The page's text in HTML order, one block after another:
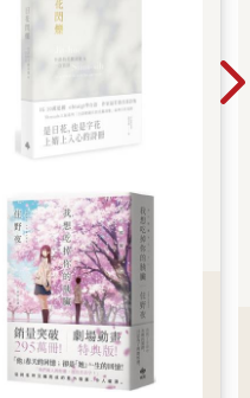
事，來看看我的長篇小說
輛新車？」
呢。我還有很多事要忙，沒
。」
」